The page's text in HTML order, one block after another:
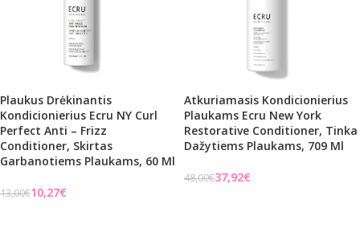
Plaukus Drėkinantis
Kondicionierius Ecru NY Curl
Perfect Anti – Frizz
Conditioner, Skirtas
Garbanotiems Plaukams, 60 Ml
13,00€10,27€
Atkuriamasis Kondicionierius
Plaukams Ecru New York
Restorative Conditioner, Tinka
Dažytiems Plaukams, 709 Ml
48,00€37,92€